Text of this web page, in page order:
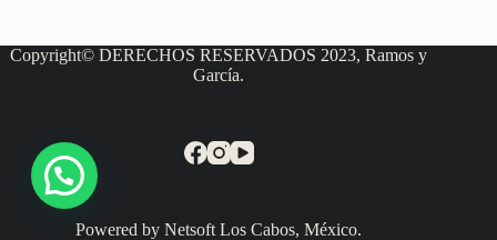
Copyright© DERECHOS RESERVADOS 2023, Ramos y
García.
Powered by Netsoft Los Cabos, México.